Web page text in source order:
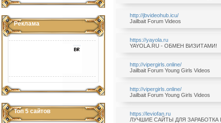
Реклама
Топ 5 сайтов
http://jbvideohub.icu/
Jailbait Forum Videos
https://yayola.ru
YAYOLA.RU - ОБМЕН ВИЗИТАМИ!
http://vipergirls.online/
Jailbait Forum Young Girls Videos
http://vipergirls.online/
Jailbait Forum Young Girls Videos
https://leviofan.ru
ЛУЧШИЕ САЙТЫ ДЛЯ ЗАРАБОТКА